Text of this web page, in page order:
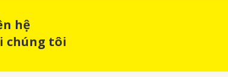
hệ
chúng tôi